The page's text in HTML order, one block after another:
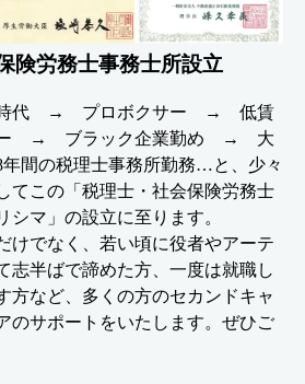
険労務士事務士所設立
時代 → プロボクサー → 低賃
ー → ブラック企業勤め → 大
の税理士事務所勤務…と、少々
てこの「税理士・社会保険労務士
シマ」の設立に至ります。
けでなく、若い頃に役者やアーテ
志半ばで諦めた方、一度は就職し
方など、多くの方のセカンドキャ
のサポートをいたします。ぜひご